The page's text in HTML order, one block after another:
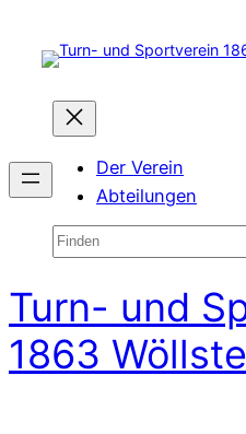
Inhalt
Der Verein
Abteilungen
Suchen
Turn- und
1863